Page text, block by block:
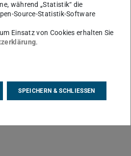
turbulenter Strömungen
während „Statistik“ die
Source-Statistik-Software
Einsatz von Cookies erhalten Sie
.
SPEICHERN & SCHLIESSEN